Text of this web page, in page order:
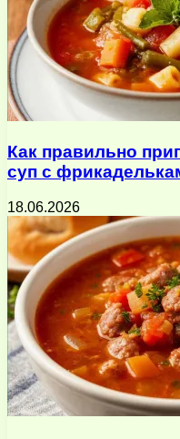
Как правильно
суп с
18.06.2026